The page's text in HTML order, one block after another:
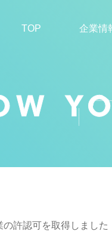
TOP 企業情
許認可を取得しました